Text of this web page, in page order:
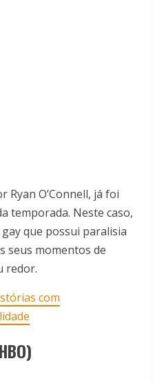
Ryan O’Connell, já foi
temporada. Neste caso,
que possui paralisia
seus momentos de
redor.
com